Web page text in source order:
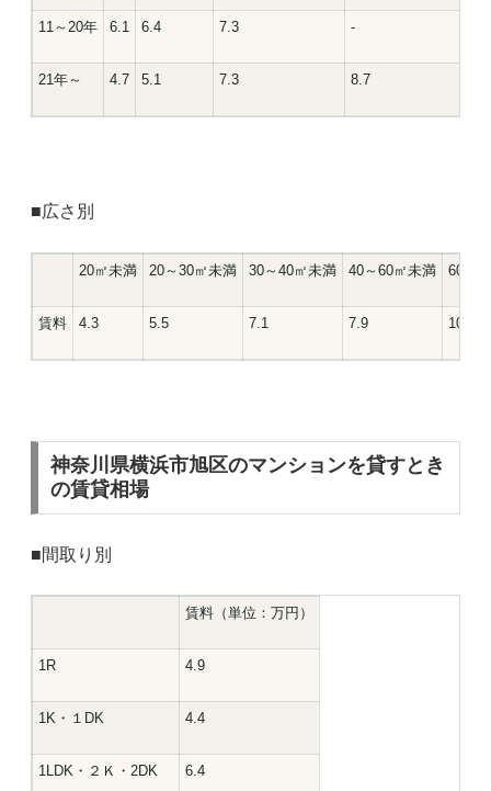
11～20年 6.1 6.4 7.3 -
21年～ 4.7 5.1 7.3 8.7
■広さ別
20㎡未満 20～30㎡未満 30～40㎡未満 40～60㎡未満 60㎡
賃料 4.3 5.5 7.1 7.9 10.5
神奈川県横浜市旭区のマンションを貸すとき
の賃貸相場
■間取り別
賃料（単位：万円）
1R 4.9
1K・１DK 4.4
1LDK・２Ｋ・2DK 6.4